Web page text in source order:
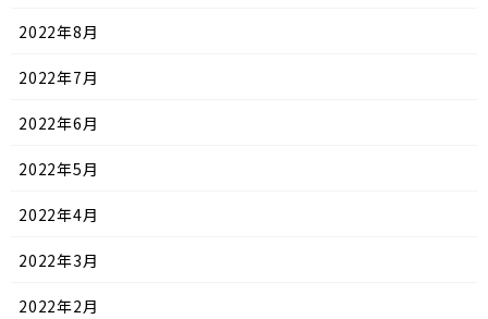
2022年8月
2022年7月
2022年6月
2022年5月
2022年4月
2022年3月
2022年2月